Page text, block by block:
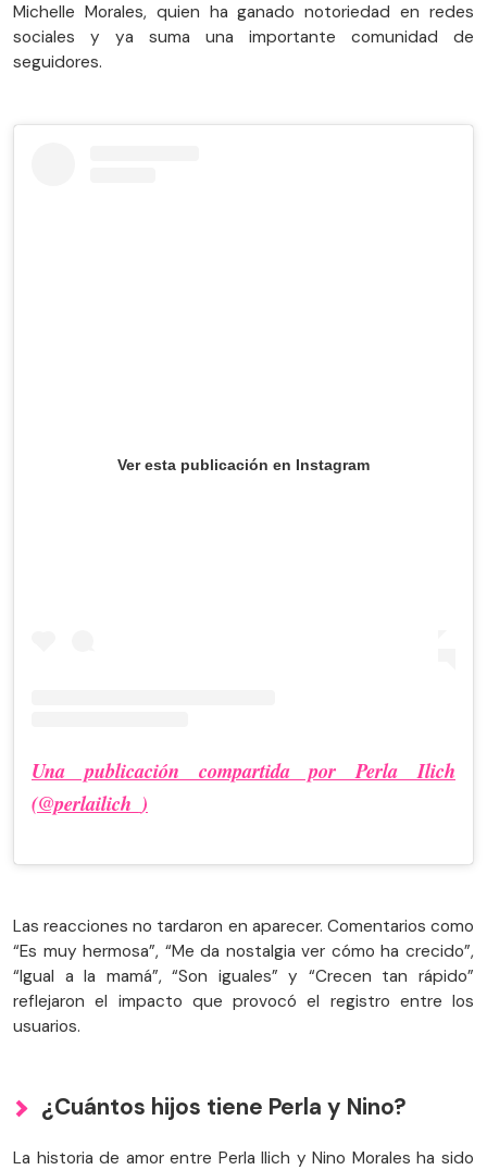
Michelle Morales, quien ha ganado notoriedad en redes
sociales y ya suma una importante comunidad de
seguidores.
Ver esta publicación en Instagram
Una publicación compartida por Perla Ilich
(@perlailich_)
Las reacciones no tardaron en aparecer. Comentarios como
“Es muy hermosa”, “Me da nostalgia ver cómo ha crecido”,
“Igual a la mamá”, “Son iguales” y “Crecen tan rápido”
reflejaron el impacto que provocó el registro entre los
usuarios.
¿Cuántos hijos tiene Perla y Nino?
La historia de amor entre Perla Ilich y Nino Morales ha sido